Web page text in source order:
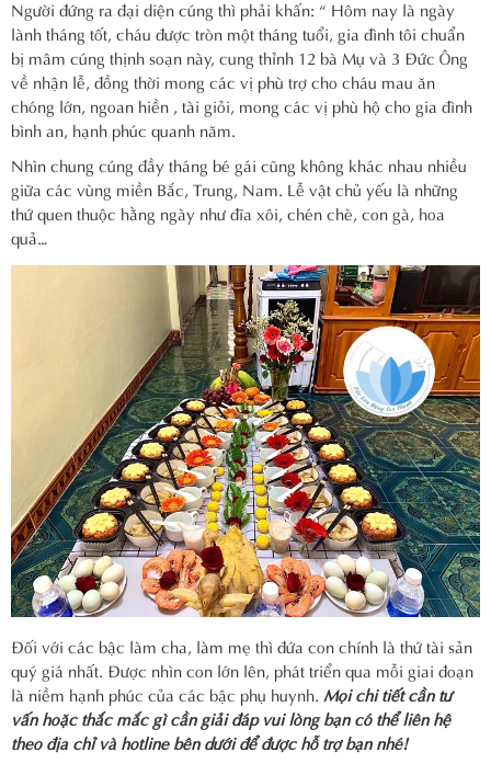
Người đứng ra đại diện cúng thì phải khấn: “ Hôm nay là ngày
lành tháng tốt, cháu được tròn một tháng tuổi, gia đình tôi chuẩn
bị mâm cúng thịnh soạn này, cung thỉnh 12 bà Mụ và 3 Đức Ông
về nhận lễ, đồng thời mong các vị phù trợ cho cháu mau ăn
chóng lớn, ngoan hiền , tài giỏi, mong các vị phù hộ cho gia đình
bình an, hạnh phúc quanh năm.
Nhìn chung cúng đầy tháng bé gái cũng không khác nhau nhiều
giữa các vùng miền Bắc, Trung, Nam. Lễ vật chủ yếu là những
thứ quen thuộc hằng ngày như đĩa xôi, chén chè, con gà, hoa
quả…
Đối với các bậc làm cha, làm mẹ thì đứa con chính là thứ tài sản
quý giá nhất. Được nhìn con lớn lên, phát triển qua mỗi giai đoạn
là niềm hạnh phúc của các bậc phụ huynh. Mọi chi tiết cần tư
vấn hoặc thắc mắc gì cần giải đáp vui lòng bạn có thể liên hệ
theo địa chỉ và hotline bên dưới để được hỗ trợ bạn nhé!